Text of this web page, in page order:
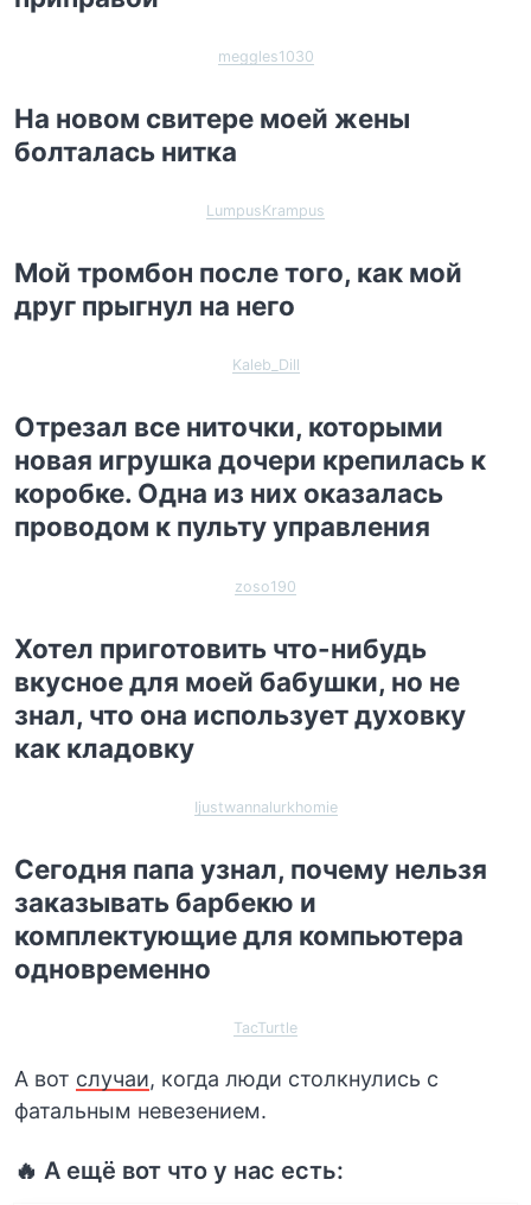
meggles1030
На новом свитере моей жены
болталась нитка
LumpusKrampus
Мой тромбон после того, как мой
друг прыгнул на него
Kaleb_Dill
Отрезал все ниточки, которыми
новая игрушка дочери крепилась к
коробке. Одна из них оказалась
проводом к пульту управления
zoso190
Хотел приготовить что-нибудь
вкусное для моей бабушки, но не
знал, что она использует духовку
как кладовку
Ijustwannalurkhomie
Сегодня папа узнал, почему нельзя
заказывать барбекю и
комплектующие для компьютера
одновременно
TacTurtle
А вот случаи, когда люди столкнулись с
фатальным невезением.
🔥 А ещё вот что у нас есть: